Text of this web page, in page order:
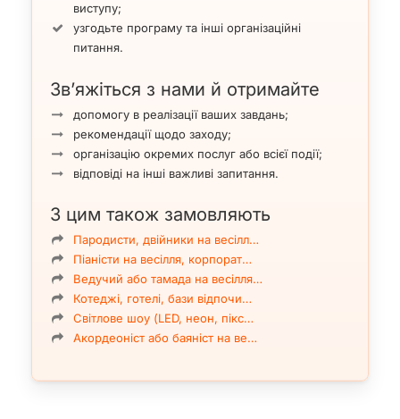
виступу;
узгодьте програму та інші організаційні
питання.
Зв’яжіться з нами й отримайте
допомогу в реалізації ваших завдань;
рекомендації щодо заходу;
організацію окремих послуг або всієї події;
відповіді на інші важливі запитання.
З цим також замовляють
Пародисти, двійники на весілл…
Піаністи на весілля, корпорат…
Ведучий або тамада на весілля…
Котеджі, готелі, бази відпочи…
Світлове шоу (LED, неон, пікс…
Акордеоніст або баяніст на ве…